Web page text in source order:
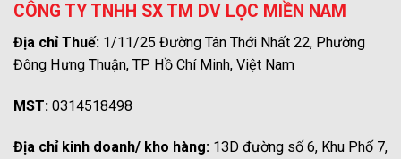
CÔNG TY TNHH SX TM DV LỌC MIỀN NAM
Địa chỉ Thuế: 1/11/25 Đường Tân Thới Nhất 22, Phường
Đông Hưng Thuận, TP Hồ Chí Minh, Việt Nam
MST: 0314518498
Địa chỉ kinh doanh/ kho hàng: 13D đường số 6, Khu Phố 7,